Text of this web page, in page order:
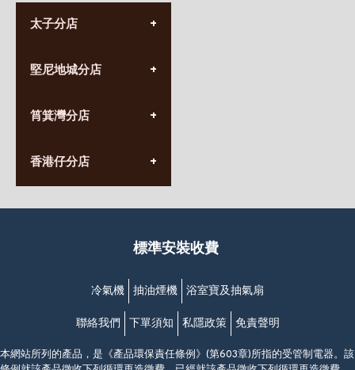
太子分店
營業時間:
九龍太子太子道西141號
堅尼地城分店
營業時間:
香港堅尼地城卑路乍街
(堅尼地城地鐵站B出口)
筲箕灣分店
營業時間:
(10:00am-20:30pm)
香港仔分店
營業時間:
香港香港仔成都道20-28號
(黃竹坑地鐵站轉4M專線小巴)
標準安裝收費
冷氣機 抽油煙機 浴室寶及抽氣扇
聯絡我們 下單須知 私隱政策 免責聲明
本網站所列的產品，是《產品環保責任條例》(第603章)所指的受管制電器。該